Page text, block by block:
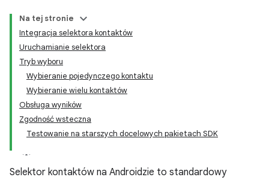
Na tej stronie
Integracja selektora kontaktów
Uruchamianie selektora
Tryb wyboru
Wybieranie pojedynczego kontaktu
Wybieranie wielu kontaktów
Obsługa wyników
Zgodność wsteczna
Testowanie na starszych docelowych pakietach SDK
Selektor kontaktów na Androidzie to standardowy